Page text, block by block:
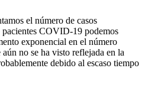
el número de casos
COVID-19 podemos
exponencial en el número
no se ha visto reflejada en la
debido al escaso tiempo